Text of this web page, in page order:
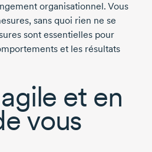
organisationnel. Vous
sans quoi rien ne se
sont essentielles pour
et les résultats
et en
vous